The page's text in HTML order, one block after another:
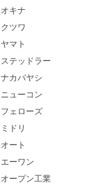
オキナ
クツワ
ヤマト
ステッドラー
ナカバヤシ
ニューコン
フェローズ
ミドリ
オート
エーワン
オープン工業